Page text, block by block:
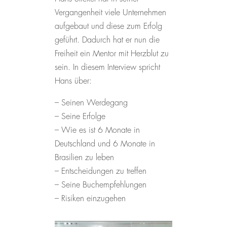
Vergangenheit viele Unternehmen
aufgebaut und diese zum Erfolg
geführt. Dadurch hat er nun die
Freiheit ein Mentor mit Herzblut zu
sein. In diesem Interview spricht
Hans über:
– Seinen Werdegang
– Seine Erfolge
– Wie es ist 6 Monate in
Deutschland und 6 Monate in
Brasilien zu leben
– Entscheidungen zu treffen
– Seine Buchempfehlungen
– Risiken einzugehen